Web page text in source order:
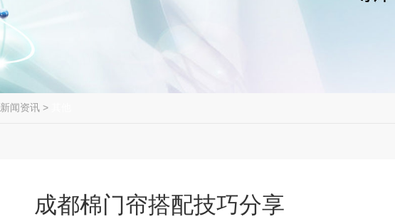
新闻资讯 >
成都棉门帘搭配技巧分享